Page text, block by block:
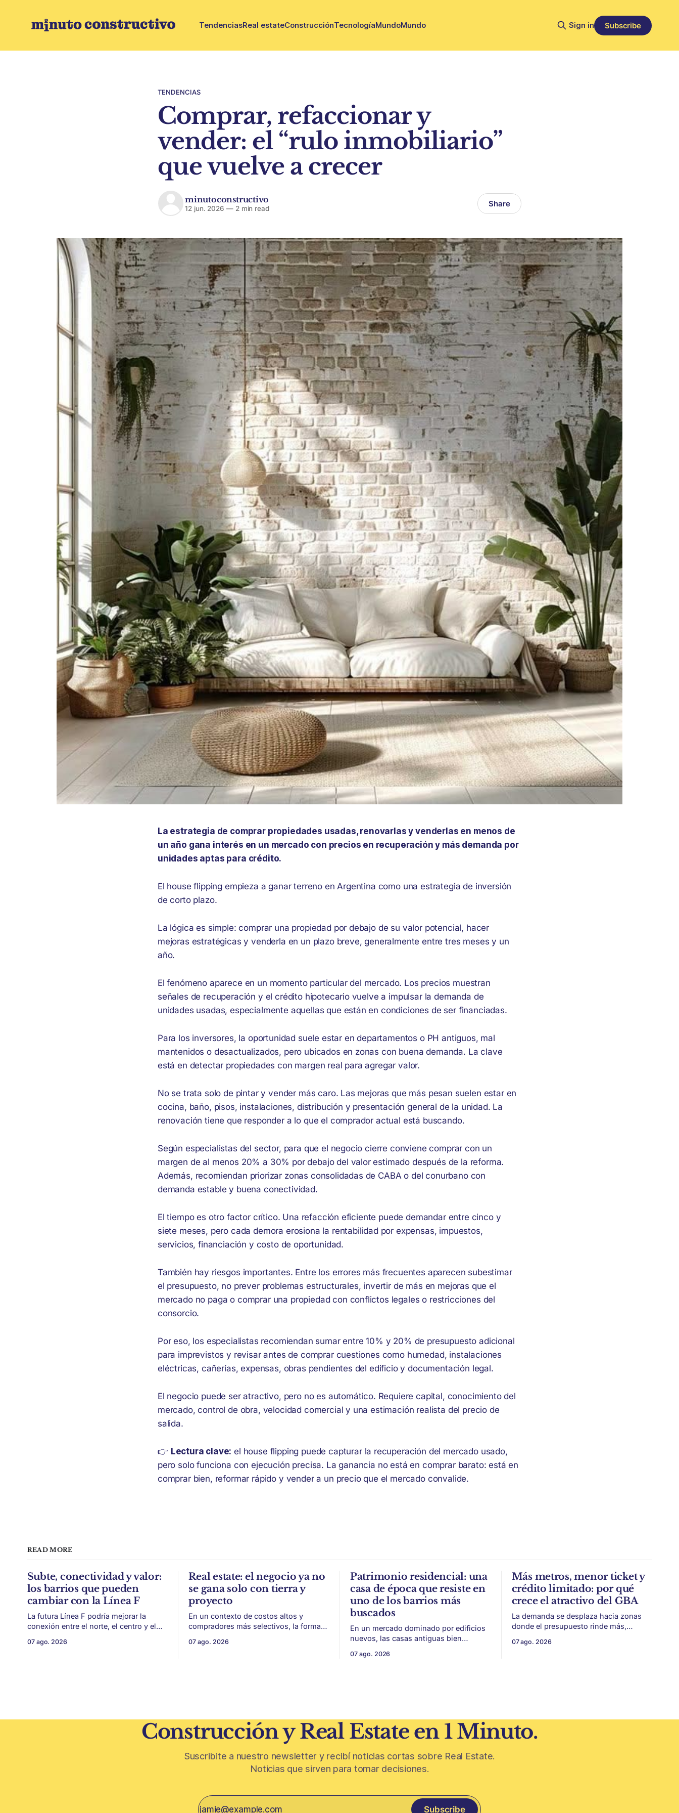
TendenciasReal estateConstrucciónTecnologíaMundoMundo Sign in Subscribe
TENDENCIAS
Comprar, refaccionar y
vender: el “rulo inmobiliario”
que vuelve a crecer
minutoconstructivo
12 jun. 2026 —2 min read Share
La estrategia de comprar propiedades usadas, renovarlas y venderlas en menos de
un año gana interés en un mercado con precios en recuperación y más demanda por
unidades aptas para crédito.
El house flipping empieza a ganar terreno en Argentina como una estrategia de inversión
de corto plazo.
La lógica es simple: comprar una propiedad por debajo de su valor potencial, hacer
mejoras estratégicas y venderla en un plazo breve, generalmente entre tres meses y un
año.
El fenómeno aparece en un momento particular del mercado. Los precios muestran
señales de recuperación y el crédito hipotecario vuelve a impulsar la demanda de
unidades usadas, especialmente aquellas que están en condiciones de ser financiadas.
Para los inversores, la oportunidad suele estar en departamentos o PH antiguos, mal
mantenidos o desactualizados, pero ubicados en zonas con buena demanda. La clave
está en detectar propiedades con margen real para agregar valor.
No se trata solo de pintar y vender más caro. Las mejoras que más pesan suelen estar en
cocina, baño, pisos, instalaciones, distribución y presentación general de la unidad. La
renovación tiene que responder a lo que el comprador actual está buscando.
Según especialistas del sector, para que el negocio cierre conviene comprar con un
margen de al menos 20% a 30% por debajo del valor estimado después de la reforma.
Además, recomiendan priorizar zonas consolidadas de CABA o del conurbano con
demanda estable y buena conectividad.
El tiempo es otro factor crítico. Una refacción eficiente puede demandar entre cinco y
siete meses, pero cada demora erosiona la rentabilidad por expensas, impuestos,
servicios, financiación y costo de oportunidad.
También hay riesgos importantes. Entre los errores más frecuentes aparecen subestimar
el presupuesto, no prever problemas estructurales, invertir de más en mejoras que el
mercado no paga o comprar una propiedad con conflictos legales o restricciones del
consorcio.
Por eso, los especialistas recomiendan sumar entre 10% y 20% de presupuesto adicional
para imprevistos y revisar antes de comprar cuestiones como humedad, instalaciones
eléctricas, cañerías, expensas, obras pendientes del edificio y documentación legal.
El negocio puede ser atractivo, pero no es automático. Requiere capital, conocimiento del
mercado, control de obra, velocidad comercial y una estimación realista del precio de
salida.
👉 Lectura clave: el house flipping puede capturar la recuperación del mercado usado,
pero solo funciona con ejecución precisa. La ganancia no está en comprar barato: está en
comprar bien, reformar rápido y vender a un precio que el mercado convalide.
READ MORE
Subte, conectividad y valor:
los barrios que pueden
cambiar con la Línea F
La futura Línea F podría mejorar la
conexión entre el norte, el centro y el
zonas con menor acceso histórico al
07 ago. 2026
Real estate: el negocio ya no
se gana solo con tierra y
proyecto
En un contexto de costos altos y
compradores más selectivos, la forma
desarrollo puede ser tan importante
07 ago. 2026
Patrimonio residencial: una
casa de época que resiste en
uno de los barrios más
buscados
En un mercado dominado por edificios
nuevos, las casas antiguas bien
escala y detalles difíciles de replicar.
07 ago. 2026
Más metros, menor ticket y
crédito limitado: por qué
crece el atractivo del GBA
La demanda se desplaza hacia zonas
donde el presupuesto rinde más,
en CABA y menor acceso al crédito
07 ago. 2026
Construcción y Real Estate en 1 Minuto.
Suscribite a nuestro newsletter y recibí noticias cortas sobre Real Estate.
Noticias que sirven para tomar decisiones.
Subscribe